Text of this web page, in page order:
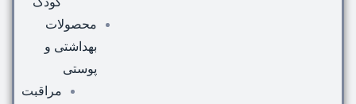
محصولات
بهداشتی و
پوستی
مراقبت